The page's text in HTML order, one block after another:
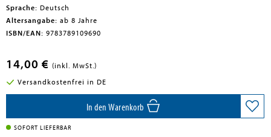
Sprache: Deutsch
Altersangabe: ab 8 Jahre
ISBN/EAN: 9783789109690
14,00 € (inkl. MwSt.)
Versandkostenfrei in DE
In den Warenkorb
SOFORT LIEFERBAR